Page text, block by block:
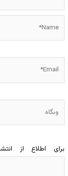
وبگاه
برای اطلاع از